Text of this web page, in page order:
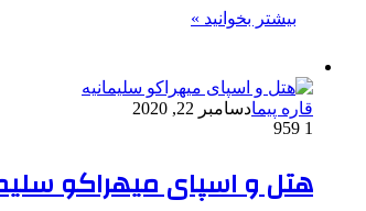
بیشتر بخوانید »
قاره پیمادسامبر 22, 2020
1
هتل و اسپای میهراکو